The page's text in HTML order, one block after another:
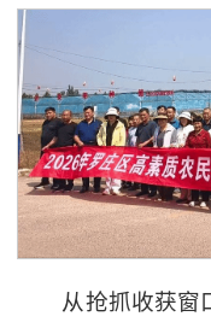
从抢抓收获窗